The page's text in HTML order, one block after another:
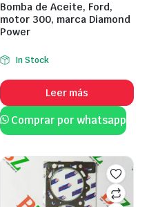
Bomba de Aceite, Ford,
motor 300, marca Diamond
Power
In Stock
Leer más
Comprar por whatsapp